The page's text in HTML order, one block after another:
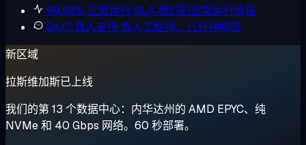
99.95% 正常运行 SLA我们的正常运行承诺
24/7 真人支持 真人工程师，几分钟响应
新区域
拉斯维加斯已上线
我们的第 13 个数据中心：内华达州的 AMD EPYC、纯
NVMe 和 40 Gbps 网络。60 秒部署。